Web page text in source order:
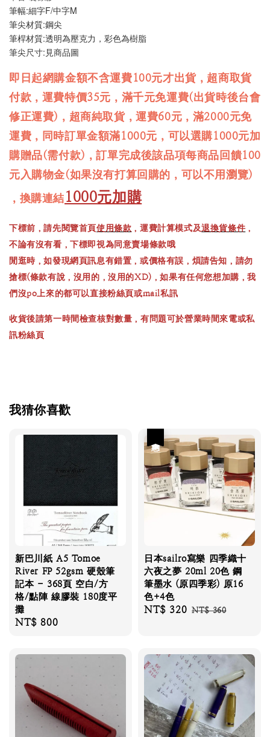
筆幅:細字F/中字M
筆尖材質:鋼尖
筆桿材質:透明為壓克力，彩色為樹脂
筆尖尺寸:見商品圖
即日起網購金額不含運費100元才出貨，超商取貨
付款，運費特價35元，滿千元免運費(出貨時後台會
修正運費)，超商純取貨，運費60元，滿2000元免
運費，同時訂單金額滿1000元，可以選購1000元加
購贈品(需付款)，訂單完成後該品項每商品回饋100
元入購物金(如果沒有打算回購的，可以不用瀏覽)
，換購連結1000元加購
下標前，請先閱覽首頁使用條款 ，運費計算模式及退換貨條件 ，
不論有沒有看，下標即視為同意賣場條款哦
閒逛時，如發現網頁訊息有錯置，或價格有誤，煩請告知，請勿
搶標(條款有說，沒用的，沒用的XD)，如果有任何您想加購，我
們沒po上來的都可以直接粉絲頁或mail私訊
收貨後請第一時間檢查核對數量，有問題可於營業時間來電或私
訊粉絲頁
我猜你喜歡
新巴川紙 A5 Tomoe
River FP 52gsm 硬殼筆
記本 - 368頁 空白/方
格/點陣 線膠裝 180度平
攤
Regular
NT$ 800
日本sailro寫樂 四季織十
六夜之夢 20ml 20色 鋼
筆墨水 (原四季彩) 原16
色+4色
Sale
NT$ 320 Regular
NT$ 360